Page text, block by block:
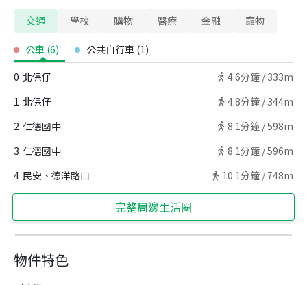
物件特色
交通 學校 購物 醫療 金融 寵物
公車 (6) 公共自行車 (1)
0 北保仔 4.6分鐘 / 333m
1 北保仔 4.8分鐘 / 344m
2 仁德國中 8.1分鐘 /598m
3 仁德國中 8.1分鐘 /596m
4 民安、德洋路口 10.1分鐘 / 748m
完整周邊生活圈